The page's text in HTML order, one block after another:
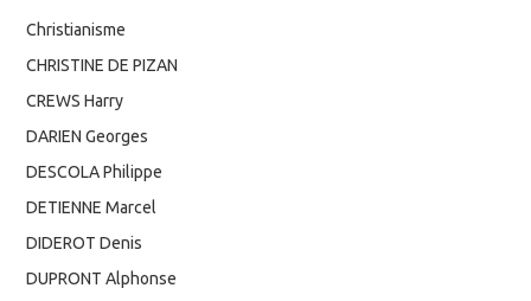
Christianisme
CHRISTINE DE PIZAN
CREWS Harry
DARIEN Georges
DESCOLA Philippe
DETIENNE Marcel
DIDEROT Denis
DUPRONT Alphonse